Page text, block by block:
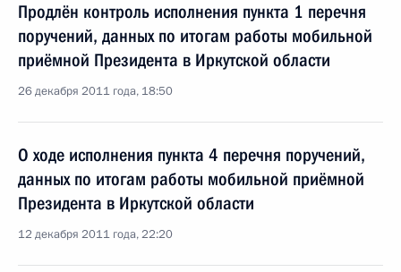
Продлён контроль исполнения пункта 1 перечня
поручений, данных по итогам работы мобильной
приёмной Президента в Иркутской области
26 декабря 2011 года, 18:50
О ходе исполнения пункта 4 перечня поручений,
данных по итогам работы мобильной приёмной
Президента в Иркутской области
12 декабря 2011 года, 22:20